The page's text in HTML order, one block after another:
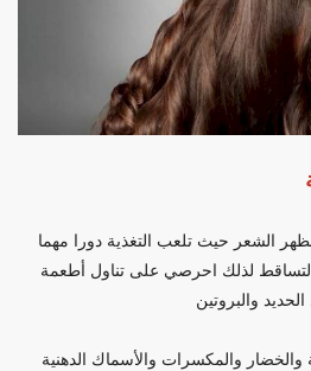
الشعر حيث تلعب التغذية دورا مهما
لذلك احرصي على تناول أطعمة
والبروتين
والخضار والمكسرات والأسماك الدهنية